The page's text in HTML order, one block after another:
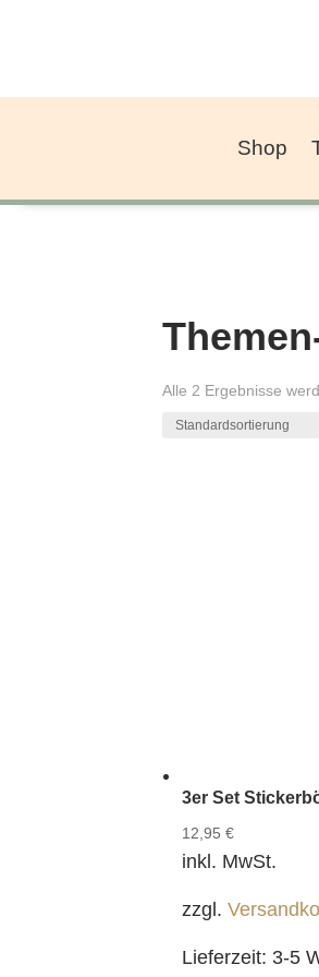
Shop
Alle 2 Ergebnisse
3er Set
12,95€
inkl. MwSt.
zzgl.
Lieferzeit: 3-5